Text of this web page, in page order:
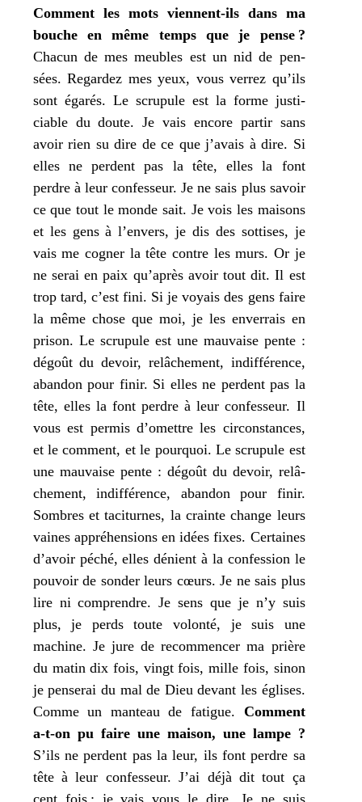
Comment les mots viennent-ils dans ma
bouche en même temps queje pense ?
Chacun demes meubles est un nid de pen­
sées. Regardez mesyeux, vous ver­rez qu’ils
sont éga­rés. Le scru­pule est la forme jus­ti­
ciable du doute.Je vais encore par­tir sans
avoir rien su dire de ce quej’avais à dire. Si
elles ne perdent pas la tête, elles la font
perdre à leur confes­seur.Je ne sais plus savoir
ce que tout le monde sait. Jevois les mai­sons
et les gens à l’envers,je dis des sot­tises, je
vais me cogner la tête contre les murs. Or je
ne serai en paix qu’après avoir tout dit. Il est
trop tard, c’est fini. Sije voyais des gens faire
la même chose que moi, jeles enver­rais en
pri­son. Le scru­pule est une mau­vaise pente :
dégoût du devoir, relâ­che­ment, indif­fé­rence,
aban­don pour finir. Si elles ne perdent pas la
tête, elles la font perdre à leur confes­seur. Il
vous est per­mis d’omettre les cir­cons­tances,
et le com­ment, et le pour­quoi. Le scru­pule est
une mau­vaise pente : dégoût du devoir, relâ­
che­ment, indif­fé­rence, aban­don pour finir.
Sombres et taci­turnes, la crainte change leurs
vaines appré­hen­sions en idées fixes. Certaines
d’avoir péché, elles dénient à la confes­sion le
pou­voir de son­der leurs cœurs.Je ne sais plus
lire ni com­prendre.Je sens que jen’y suis
plus,je perds toute volon­té, jesuis une
machine. Jejure de recom­men­cerma prière
du matin dix fois, vingt fois, mille fois, sinon
jepen­se­rai du mal de Dieu devant les églises.
Comme un man­teau de fatigue. Comment
a‑t-on pu faire une mai­son, une lampe ?
S’ils ne perdent pas la leur, ils font perdre sa
tête à leur confes­seur.J’ai déjà dit tout ça
cent fois ; jevais vous le dire. Jene suis